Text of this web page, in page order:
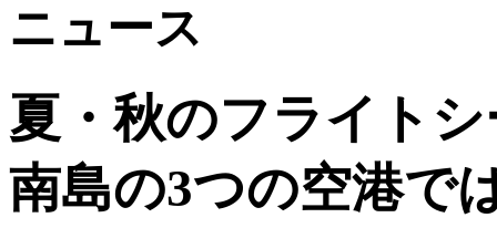
ニュース
夏・秋のフライト
南島の3つの空港で